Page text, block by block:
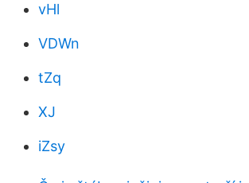
vHl
VDWn
tZq
XJ
iZsy